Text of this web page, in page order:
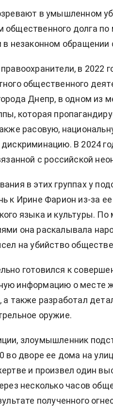
в умышленном
общественного долга по
в незаконном обращении
в 2022
общественного
Днепр, в одном из
которая
расовую,
В 2024
с российской
в этих группах у
к Ирине Фарион из-за
языка и культуры.
она раскалывала
на убийство
готовился к
информацию о месте
также разработал
оружие.
злоумышленник
во дворе ее дома на
и произвел один
несколько часов
полученного